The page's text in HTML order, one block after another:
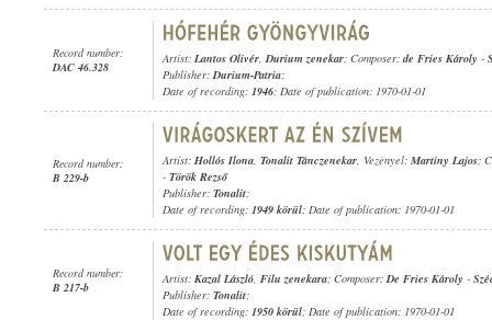
Record number:
DAC 46.328
Artist: Lantos Olivér,Durium zenekar; Composer:de Fries Károly -
Publisher:Durium-Patria;
Date of recording: 1946; Date of publication: 1970-01-01
Record number:
B 229-b
Artist: Hollós Ilona, Tonalit Tánczenekar, Vezényel: Martiny Lajos;
- Török Rezső
Publisher: Tonalit;
Date of recording: 1949 körül; Date of publication: 1970-01-01
Record number:
B 217-b
Artist: Kazal László, Filu zenekara; Composer:De Fries Károly -
Publisher: Tonalit;
Date of recording: 1950 körül; Date of publication: 1970-01-01